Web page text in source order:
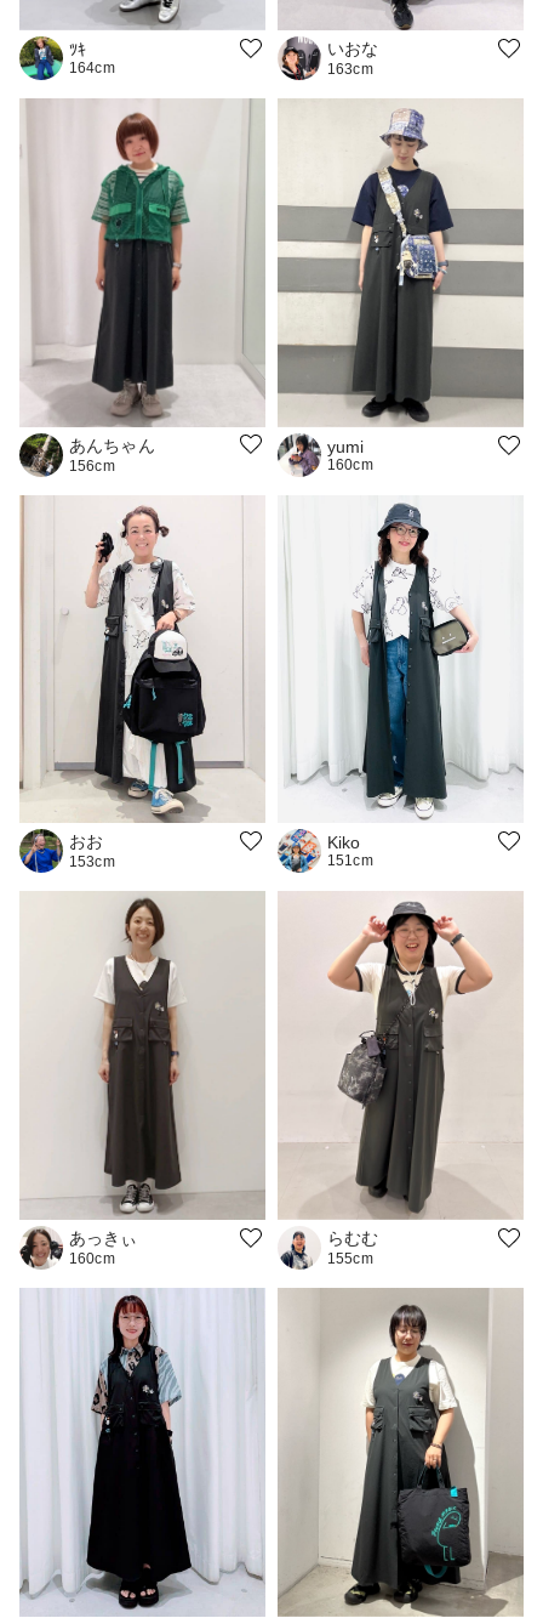
ﾂｷ
164cm
いおな
163cm
あんちゃん
156cm
yumi
160cm
おお
153cm
Kiko
151cm
あっきぃ
160cm
らむむ
155cm